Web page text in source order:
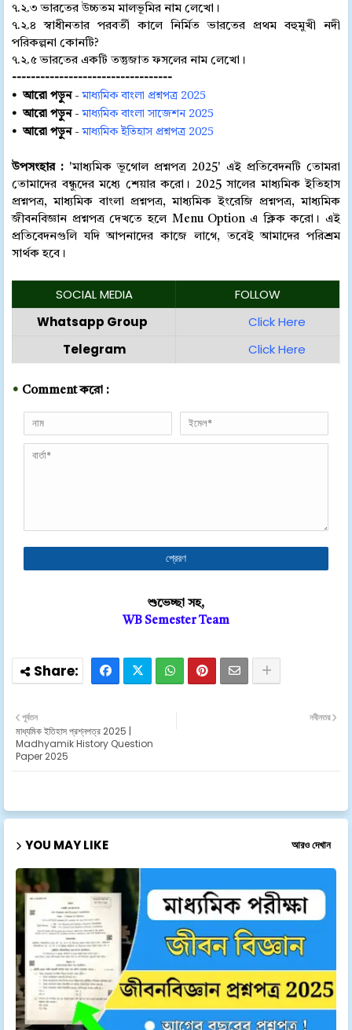
৭.২.৩ ভারতের উচ্চতম মালভূমির নাম লেখো।
৭.২.৪ স্বাধীনতার পরবর্তী কালে নির্মিত ভারতের প্রথম বহুমুখী নদী
পরিকল্পনা কোনটি?
৭.২.৫ ভারতের একটি তন্তুজাত ফসলের নাম লেখো।
----------------------------------
•আরো পড়ুন-মাধ্যমিক বাংলা প্রশ্নপত্র 2025
•আরো পড়ুন-মাধ্যমিক বাংলা সাজেশন 2025
•আরো পড়ুন-মাধ্যমিক ইতিহাস প্রশ্নপত্র 2025
উপসংহার : 'মাধ্যমিক ভূগোল প্রশ্নপত্র 2025' এই প্রতিবেদনটি তোমরা
তোমাদের বন্ধুদের মধ্যে শেয়ার করো। 2025 সালের মাধ্যমিক ইতিহাস
প্রশ্নপত্র, মাধ্যমিক বাংলা প্রশ্নপত্র, মাধ্যমিক ইংরেজি প্রশ্নপত্র, মাধ্যমিক
জীবনবিজ্ঞান প্রশ্নপত্র দেখতে হলে Menu Option এ ক্লিক করো। এই
প্রতিবেদনগুলি যদি আপনাদের কাজে লাগে, তবেই আমাদের পরিশ্রম
সার্থক হবে।
SOCIAL MEDIA
FOLLOW
Whatsapp Group
Click Here
Telegram
Click Here
• Comment করো :
শুভেচ্ছা সহ,
WB Semester Team
নবীনতর
পূর্বতন
মাধ্যমিক ইতিহাস প্রশ্নপত্র 2025 |
Madhyamik History Question
Paper 2025
YOU MAY LIKE আরও দেখান